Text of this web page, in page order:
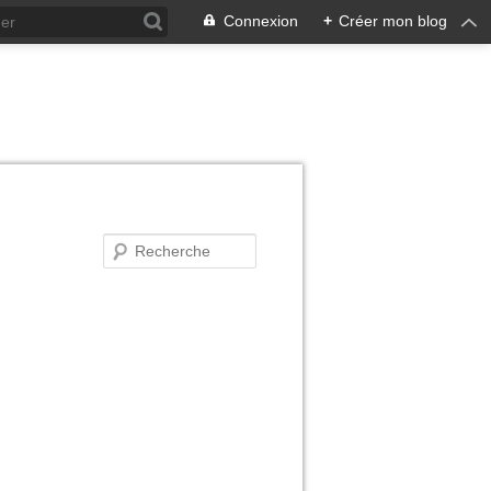
Connexion + Créer mon blog